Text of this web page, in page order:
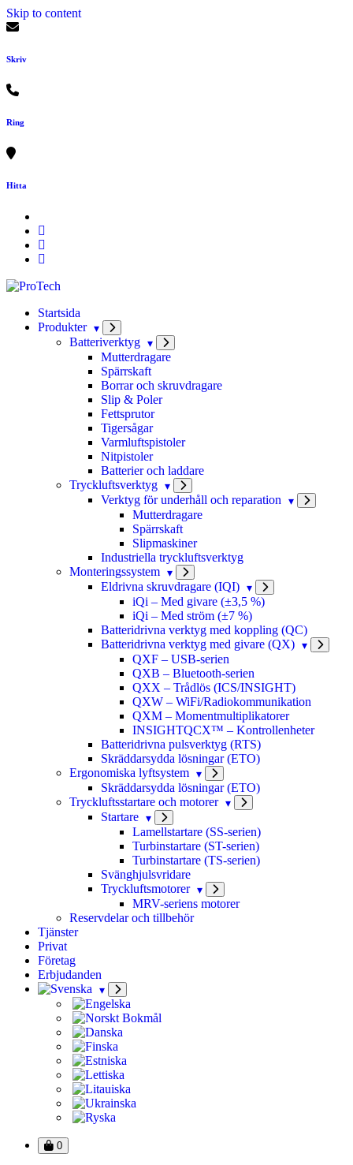
Skip to content
Skriv
Ring
Hitta
Startsida
Produkter
Batteriverktyg
Mutterdragare
Spärrskaft
Borrar och skruvdragare
Slip & Poler
Fettsprutor
Tigersågar
Varmluftspistoler
Nitpistoler
Batterier och laddare
Tryckluftsverktyg
Verktyg för underhåll och reparation
Mutterdragare
Spärrskaft
Slipmaskiner
Industriella tryckluftsverktyg
Monteringssystem
Eldrivna skruvdragare (IQI)
iQi – Med givare (±3,5 %)
iQi – Med ström (±7 %)
Batteridrivna verktyg med koppling (QC)
Batteridrivna verktyg med givare (QX)
QXF – USB-serien
QXB – Bluetooth-serien
QXX – Trådlös (ICS/INSIGHT)
QXW – WiFi/Radiokommunikation
QXM – Momentmultiplikatorer
INSIGHTQCX™ – Kontrollenheter
Batteridrivna pulsverktyg (RTS)
Skräddarsydda lösningar (ETO)
Ergonomiska lyftsystem
Skräddarsydda lösningar (ETO)
Tryckluftsstartare och motorer
Startare
Lamellstartare (SS-serien)
Turbinstartare (ST-serien)
Turbinstartare (TS-serien)
Svänghjulsvridare
Tryckluftsmotorer
MRV-seriens motorer
Reservdelar och tillbehör
Tjänster
Privat
Företag
Erbjudanden
0